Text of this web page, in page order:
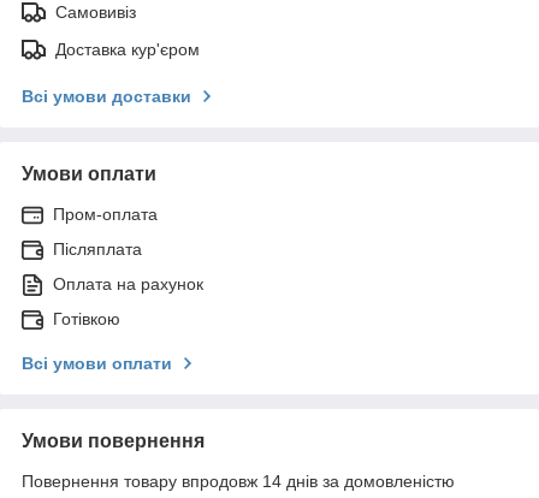
Самовивіз
Доставка кур'єром
Всі умови доставки
Умови оплати
Пром-оплата
Післяплата
Оплата на рахунок
Готівкою
Всі умови оплати
Умови повернення
Повернення товару впродовж 14 днів за домовленістю